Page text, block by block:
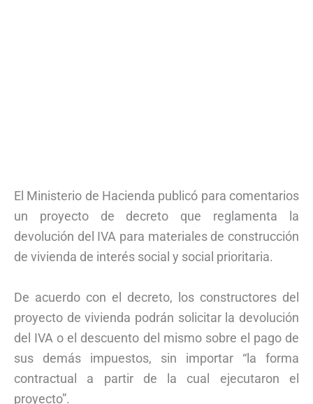
El Ministerio de Hacienda publicó para comentarios
un proyecto de decreto que reglamenta la
devolución del IVA para materiales de construcción
de vivienda de interés social y social prioritaria.
De acuerdo con el decreto, los constructores del
proyecto de vivienda podrán solicitar la devolución
del IVA o el descuento del mismo sobre el pago de
sus demás impuestos, sin importar “la forma
contractual a partir de la cual ejecutaron el
proyecto”.